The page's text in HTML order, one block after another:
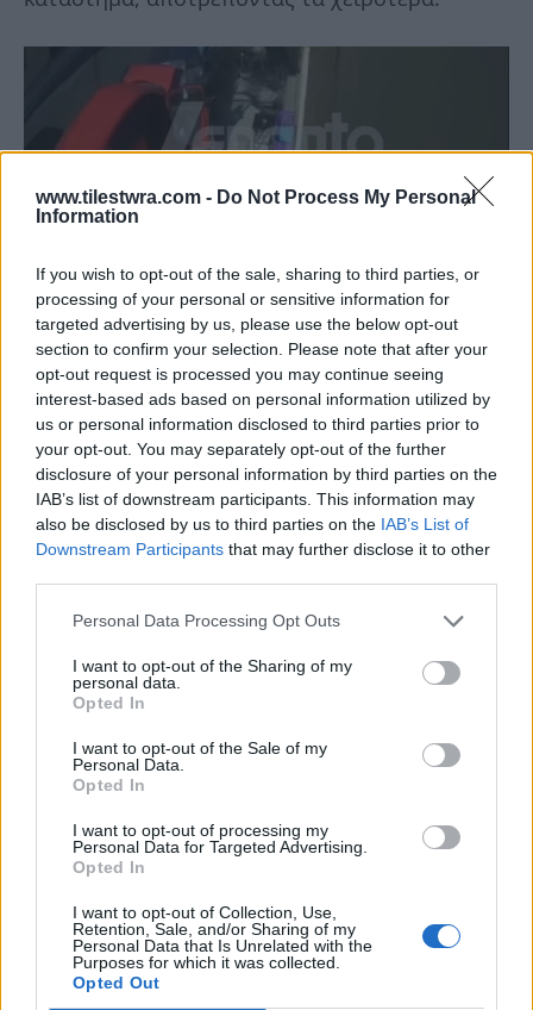
www.tilestwra.com - Do Not Process My Personal
Information
If you wish to opt-out of the sale, sharing to third parties, or
processing of your personal or sensitive information for
targeted advertising by us, please use the below opt-out
section to confirm your selection. Please note that after your
opt-out request is processed you may continue seeing
interest-based ads based on personal information utilized by
us or personal information disclosed to third parties prior to
your opt-out. You may separately opt-out of the further
disclosure of your personal information by third parties on the
IAB’s list of downstream participants. This information may
also be disclosed by us to third parties on the IAB’s List of
Downstream Participants that may further disclose it to other
Personal Data Processing Opt Outs
I want to opt-out of the Sharing of my
personal data.
Opted In
I want to opt-out of the Sale of my
Personal Data.
Opted In
I want to opt-out of processing my
Personal Data for Targeted Advertising.
Opted In
I want to opt-out of Collection, Use,
Retention, Sale, and/or Sharing of my
Personal Data that Is Unrelated with the
Purposes for which it was collected.
Opted Out
Σύμφωνα πληροφορίες από τοπικά μέσα
ενημέρωσης, από το ατύχημα υπήρξε ένας
ελαφρύς τραυματισμός.